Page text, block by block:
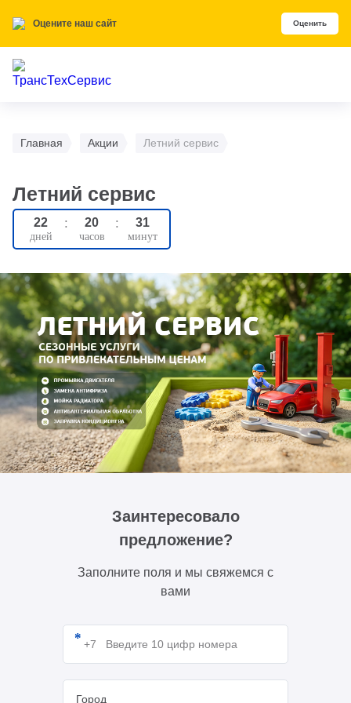
Главная Акции Летний сервис
Летний сервис
22 : 20 : 31
Заинтересовало
предложение?
Заполните поля и мы свяжемся с
вами
Оцените наш сайт Оценить